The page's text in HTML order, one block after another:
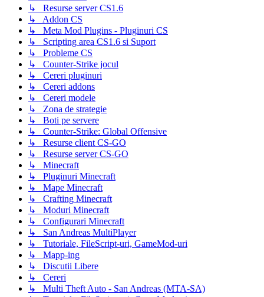
↳ Resurse server CS1.6
↳ Addon CS
↳ Meta Mod Plugins - Pluginuri CS
↳ Scripting area CS1.6 si Suport
↳ Probleme CS
↳ Counter-Strike jocul
↳ Cereri pluginuri
↳ Cereri addons
↳ Cereri modele
↳ Zona de strategie
↳ Boti pe servere
↳ Counter-Strike: Global Offensive
↳ Resurse client CS-GO
↳ Resurse server CS-GO
↳ Minecraft
↳ Pluginuri Minecraft
↳ Mape Minecraft
↳ Crafting Minecraft
↳ Moduri Minecraft
↳ Configurari Minecraft
↳ San Andreas MultiPlayer
↳ Tutoriale, FileScript-uri, GameMod-uri
↳ Mapp-ing
↳ Discutii Libere
↳ Cereri
↳ Multi Theft Auto - San Andreas (MTA-SA)